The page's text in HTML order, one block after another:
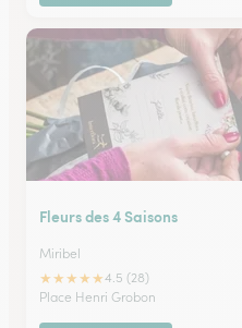
Fleurs des 4 Saisons
Miribel
★★★★★4.5 (28)
Place Henri Grobon